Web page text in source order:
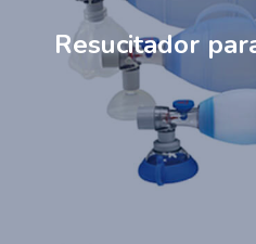
Resucitador